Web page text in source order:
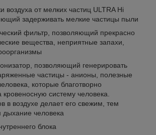
воздуха от мелких частиц ULTRA Hi
задерживать мелкие частицы пыли
фильтр, позволяющий прекрасно
вещества, неприятные запахи,
позволяющий генерировать
частицы - анионы, полезные
которые благотворно
кровеносную систему человека.
в воздухе делает его свежим, тем
человека
блока